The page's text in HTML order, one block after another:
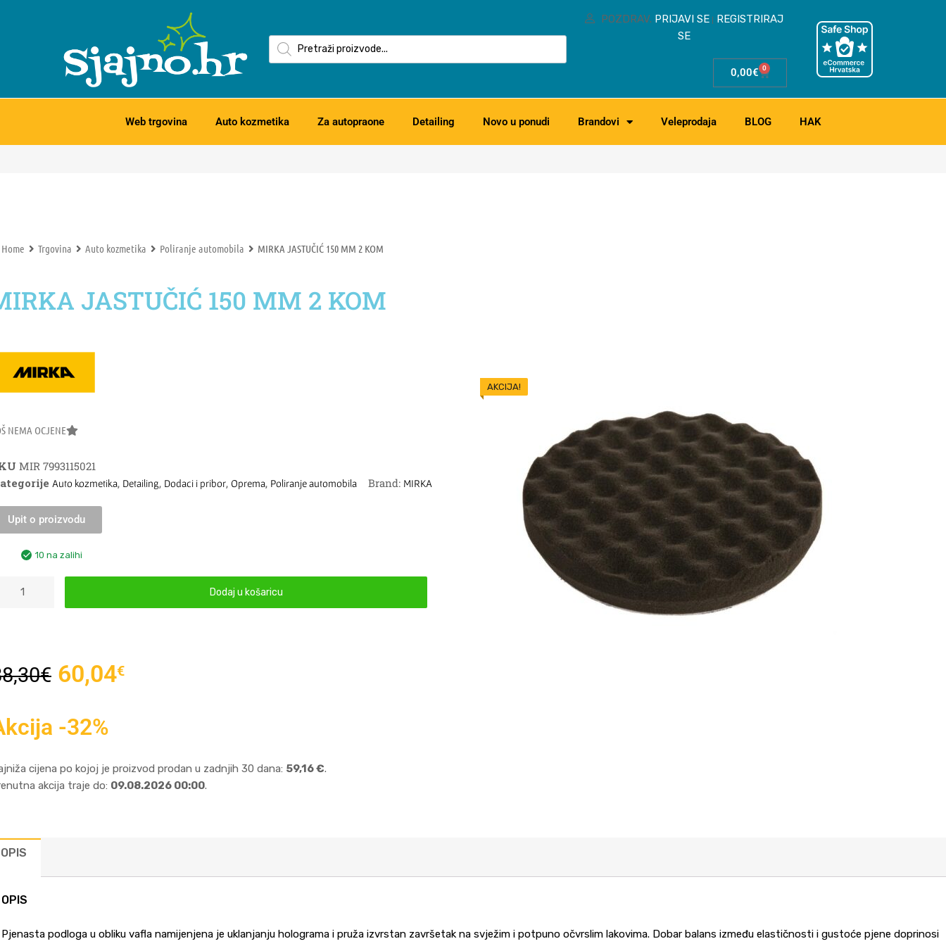
POZDRAV. PRIJAVI SE
REGISTRIRAJ
SE
0,00€ 0
Web trgovina Auto kozmetika Za autopraone Detailing Novo u ponudi Brandovi Veleprodaja BLOG HAK
Home Trgovina Auto kozmetika Poliranje automobila MIRKA JASTUČIĆ 150 MM 2 KOM
JASTUČIĆ 150 MM 2 KOM
NEMA OCJENE
MIR 7993115021
Auto kozmetika, Detailing, Dodaci i pribor, Oprema, Poliranje automobila Brand: MIRKA
Upit o proizvodu
10 na zalihi
Dodaj u košaricu
€ 60,04€
-32%
cijena po kojoj je proizvod prodan u zadnjih 30 dana: 59,16 €.
akcija traje do: 09.08.2026 00:00.
AKCIJA!
OPIS
OPIS
Pjenasta podloga u obliku vafla namijenjena je uklanjanju holograma i pruža izvrstan završetak na svježim i potpuno očvrslim lakovima. Dobar balans između elastičnosti i gustoće pjene doprinosi